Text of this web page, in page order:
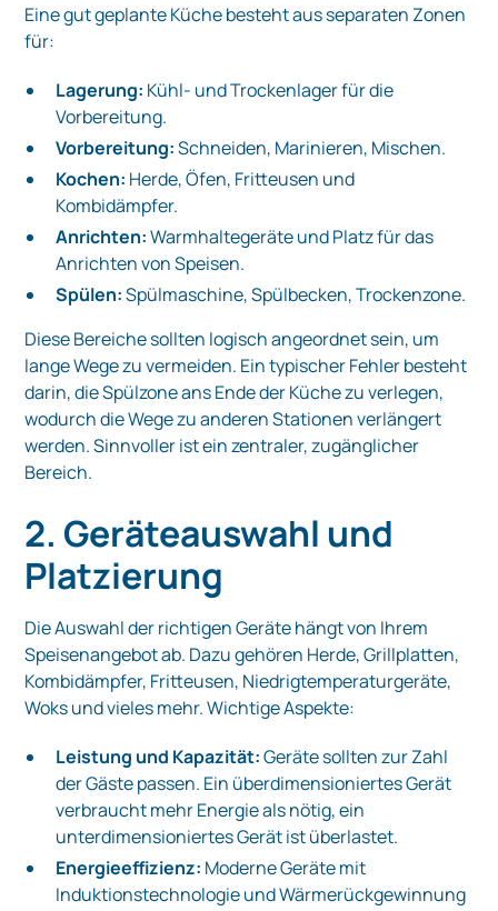
Eine gut geplante Küche besteht aus separaten Zonen
für:
Lagerung: Kühl- und Trockenlager für die
Vorbereitung.
Vorbereitung:Schneiden, Marinieren, Mischen.
Kochen: Herde, Öfen, Fritteusen und
Kombidämpfer.
Anrichten:Warmhaltegeräte und Platz für das
Anrichten von Speisen.
Spülen:Spülmaschine, Spülbecken, Trockenzone.
Diese Bereiche sollten logisch angeordnet sein, um
lange Wege zu vermeiden. Ein typischer Fehler besteht
darin, die Spülzone ans Ende der Küche zu verlegen,
wodurch die Wege zu anderen Stationen verlängert
werden. Sinnvoller ist ein zentraler, zugänglicher
Bereich.
2. Geräteauswahl und
Platzierung
Die Auswahl der richtigen Geräte hängt von Ihrem
Speisenangebot ab. Dazu gehören Herde, Grillplatten,
Kombidämpfer, Fritteusen, Niedrigtemperaturgeräte,
Woks und vieles mehr. Wichtige Aspekte:
Leistung und Kapazität:Geräte sollten zur Zahl
der Gäste passen. Ein überdimensioniertes Gerät
verbraucht mehr Energie als nötig, ein
unterdimensioniertes Gerät ist überlastet.
Energieeffizienz: Moderne Geräte mit
Induktionstechnologie und Wärmerückgewinnung